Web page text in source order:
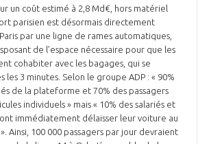
un coût estimé à 2,8 Md€, hors matériel
parisien est désormais directement
par une ligne de rames automatiques,
de l’espace nécessaire pour que les
cohabiter avec les bagages, qui se
les 3 minutes. Selon le groupe ADP : « 90%
de la plateforme et 70% des passagers
individuels » mais « 10% des salariés et
immédiatement délaisser leur voiture au
Ainsi, 100 000 passagers par jour devraient